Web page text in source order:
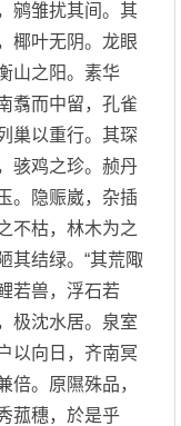
鹓雏扰其间。其
椰叶无阴。龙眼
山之阳。素华
翥而中留，孔雀
巢以重行。其琛
骇鸡之珍。赪丹
。隐赈崴，杂插
不枯，林木为之
其结绿。“其荒陬
若兽，浮石若
极沈水居。泉室
以向日，齐南冥
倍。原隰殊品，
菰穗，於是乎